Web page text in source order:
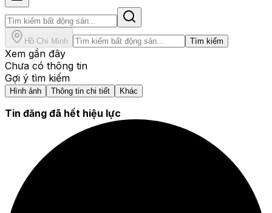
Hồ Chí Minh Tìm kiếm
Xem gần đây
Chưa có thông tin
Gợi ý tìm kiếm
Hình ảnh Thông tin chi tiết Khác
Tin đăng đã hết hiệu lực